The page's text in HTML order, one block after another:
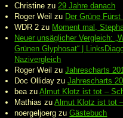
Christine zu 29 Jahre danach
Roger Weil zu Der Grüne
WDR 2 zu Moment mal,
Neuer unsäglicher Vergleich:
Grünen Glyphosat“ |
Nazivergleich
Roger Weil zuJahrescharts
Doc Olliday zuJahrescharts
bea zuAlmut Klotz ist tot –
Mathias zuAlmut Klotz ist tot
noergeljoerg zuGästebuch